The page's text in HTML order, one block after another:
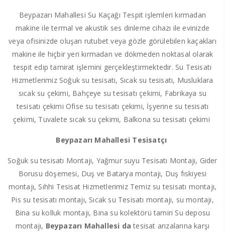
Beypazarı Mahallesi Su Kaçağı Tespit işlemleri kırmadan
makine ile termal ve akustik ses dinleme cihazı ile evinizde
veya ofisinizde oluşan rutubet veya gözle görülebilen kaçakları
makine ile hiçbir yeri kırmadan ve dökmeden noktasal olarak
tespit edip tamirat işlemini gerçekleştirmektedir. Su Tesisatı
Hizmetlerimiz Soğuk su tesisatı, Sıcak su tesisatı, Musluklara
sıcak su çekimi, Bahçeye su tesisatı çekimi, Fabrikaya su
tesisatı çekimi Ofise su tesisatı çekimi, İşyerine su tesisatı
çekimi, Tuvalete sıcak su çekimi, Balkona su tesisatı çekimi
Beypazarı Mahallesi Tesisatçı
Soğuk su tesisatı Montajı, Yağmur suyu Tesisatı Montajı, Gider
Borusu döşemesi, Duş ve Batarya montajı, Duş fıskiyesi
montajı, Sıhhi Tesisat Hizmetlerimiz Temiz su tesisatı montajı,
Pis su tesisatı montajı, Sıcak su Tesisatı montajı, su montajı,
Bina su kolluk montajı, Bina su kolektörü tamiri Su deposu
montajı, Beypazarı Mahallesi datesisat arızalarına karşı